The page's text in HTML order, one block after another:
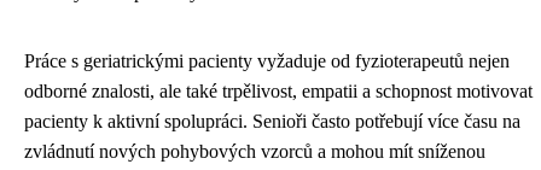
Práce s geriatrickými pacienty vyžaduje od fyzioterapeutů nejen
odborné znalosti, ale také trpělivost, empatii a schopnost motivovat
pacienty k aktivní spolupráci. Senioři často potřebují více času na
zvládnutí nových pohybových vzorců a mohou mít sníženou